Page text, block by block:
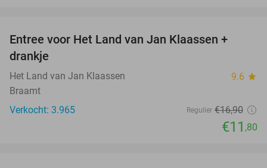
Entree voor Het Land van Jan Klaassen +
drankje
Het Land van Jan Klaassen 9.6 star
Braamt
Verkocht: 3.965
Regulier €16,90
€11 ,80